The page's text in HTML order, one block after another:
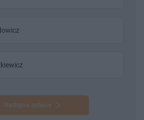
Następne pytanie